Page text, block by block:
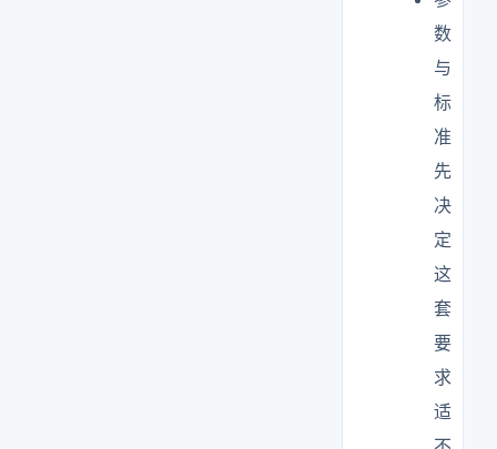
数
与
标
准
先
决
定
这
套
要
求
适